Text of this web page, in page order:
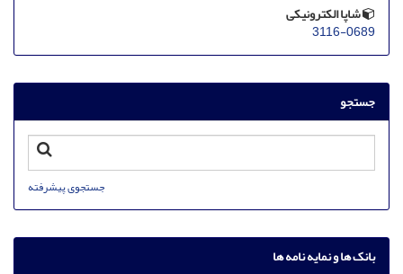
شاپا الکترونیکی
3116-0689
جستجو
جستجوی پیشرفته
بانک ها و نمایه نامه ها